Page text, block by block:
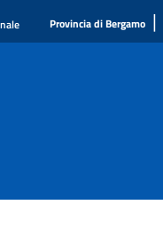
Provincia di Bergamo |